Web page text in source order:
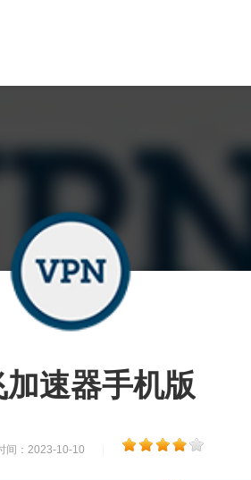
加速器手机版
间：2023-10-10